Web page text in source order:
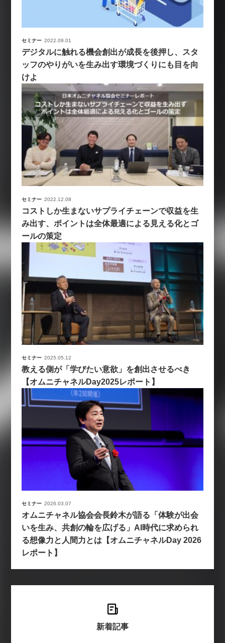
セミナー 2022.09.01
デジタルに触れる機会創出が成長を後押し、スタ
ッフのやりがいを生み出す環境づくりにも目を向
けよ
セミナー 2022.12.08
コストしか生まないサプライチェーンで収益を生
み出す、ポイントは全体最適による見える化とゴ
ールの策定
セミナー 2025.05.12
教える側が「学びたい意欲」を創出させるべき
【オムニチャネルDay2025レポート】
セミナー 2026.03.07
オムニチャネル協会会長鈴木が語る「体験が出会
いを生み、共創の輪を広げる」AI時代に求められ
る想像力と人間力とは【オムニチャネルDay 2026
レポート】
新着記事